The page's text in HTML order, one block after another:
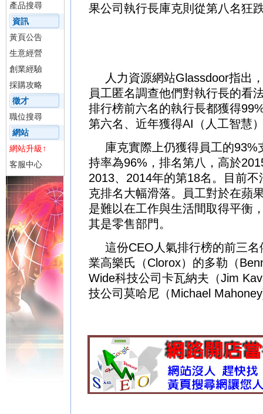
產品搜尋
資訊
黃頁公告
生意經營
創業經驗
採購攻略
徵才
職位搜尋
網站
網站升級↑
客服中心
果公司執行長庫克則從第八名狂
人力資源網站Glassdoor指出
員工匿名調查他們對執行長的看
排行榜前六名的執行長都獲得
第六名、近年獲得AI（人工智慧
庫克實際上仍獲得員工的93%
持率為96%，排名第八，高於
2013、2014年的第18名。目前
克排名大幅滑落。員工對於在蘋
是難以在工作與生活間取得平衡
其是零售部門。
這份CEO人氣排行榜的前三
業高樂氏（Clorox）的多勒（
Wide科技公司卡瓦納夫（Jim
技公司莫哈尼（Michael